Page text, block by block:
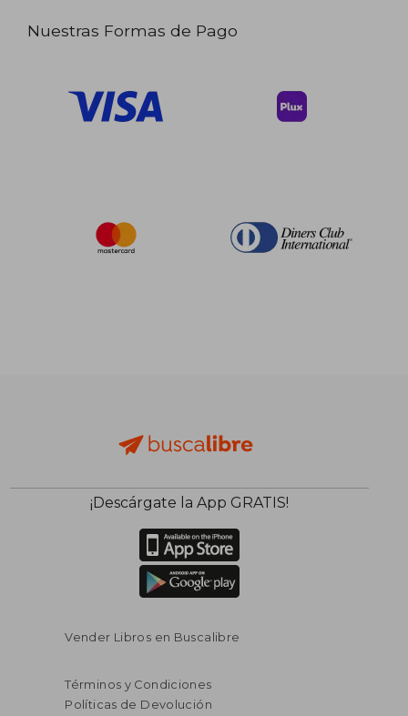
Nuestras Formas de Pago
¡Descárgate la App GRATIS!
Vender Libros en Buscalibre
Términos y Condiciones
Políticas de Devolución